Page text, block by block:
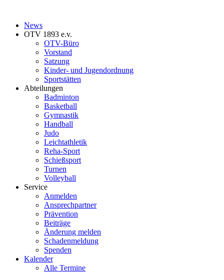
News
OTV 1893 e.v.
OTV-Büro
Vorstand
Satzung
Kinder- und Jugendordnung
Sportstätten
Abteilungen
Badminton
Basketball
Gymnastik
Handball
Judo
Leichtathletik
Reha-Sport
Schießsport
Turnen
Volleyball
Service
Anmelden
Ansprechpartner
Prävention
Beiträge
Änderung melden
Schadenmeldung
Spenden
Kalender
Alle Termine